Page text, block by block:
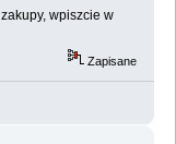
wpiszcie w
Zapisane